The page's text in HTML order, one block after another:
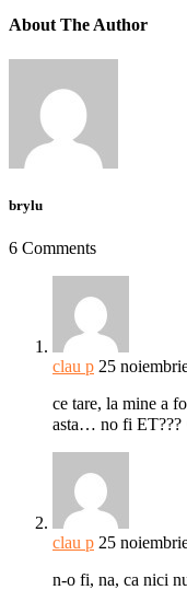
About The Author
brylu
6 Comments
clau p 25
ce tare, la mine a
asta… no fi ET???
clau p 25
n-o fi, na, ca nici